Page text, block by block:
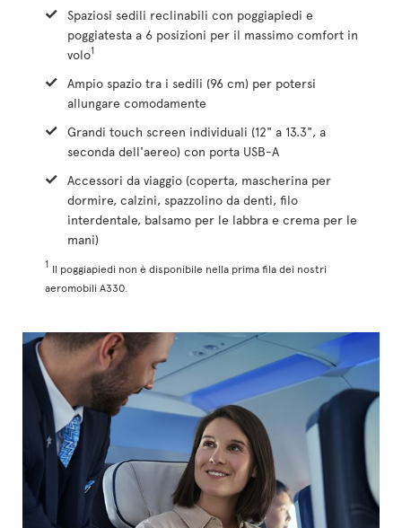
Spaziosi sedili reclinabili con poggiapiedi e
poggiatesta a 6 posizioni per il massimo comfort in
volo1
Ampio spazio tra i sedili (96 cm) per potersi
allungare comodamente
Grandi touch screen individuali (12" a 13.3", a
seconda dell'aereo) con porta USB-A
Accessori da viaggio (coperta, mascherina per
dormire, calzini, spazzolino da denti, filo
interdentale, balsamo per le labbra e crema per le
mani)
1 Il poggiapiedi non è disponibile nella prima fila dei nostri
aeromobili A330.